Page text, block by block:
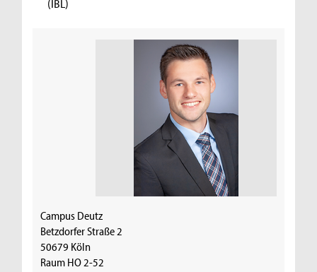
(IBL)
Campus Deutz
Betzdorfer Straße 2
50679 Köln
Raum HO 2-52